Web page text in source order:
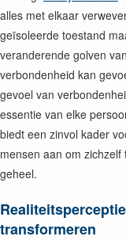
alles met elkaar
geïsoleerde toestand
veranderende golven
verbondenheid kan
gevoel van
essentie van elke
biedt een zinvol kader
mensen aan om
geheel.
transformeren